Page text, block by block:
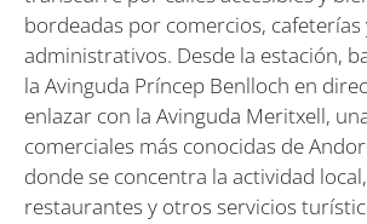
bordeadas por comercios, cafeterías
administrativos. Desde la estación,
la Avinguda Príncep Benlloch en
enlazar con la Avinguda Meritxell,
comerciales más conocidas de
donde se concentra la actividad
restaurantes y otros servicios